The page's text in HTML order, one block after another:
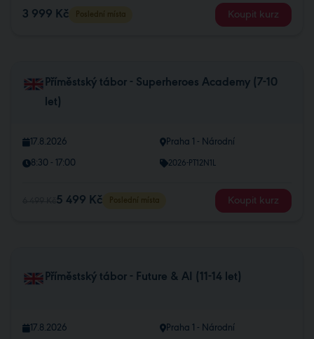
3 999 Kč Poslední místa Koupit kurz
Příměstský tábor - Superheroes Academy (7-10
let)
17.8.2026 Praha 1 - Národní
8:30 - 17:00 2026-PT12N1L
5 499 Kč Poslední místa Koupit kurz
Příměstský tábor - Future & AI (11-14 let)
17.8.2026 Praha 1 - Národní